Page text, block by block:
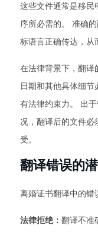
这些文件通常是移民
序所必需的。 准确
标语言正确传达，从
在法律背景下，翻译
日期和其他具体细
有法律约束力。 出
况，翻译后的文件必
受。
翻译错误的
离婚证书翻译中的错
法律拒绝： 翻译不准